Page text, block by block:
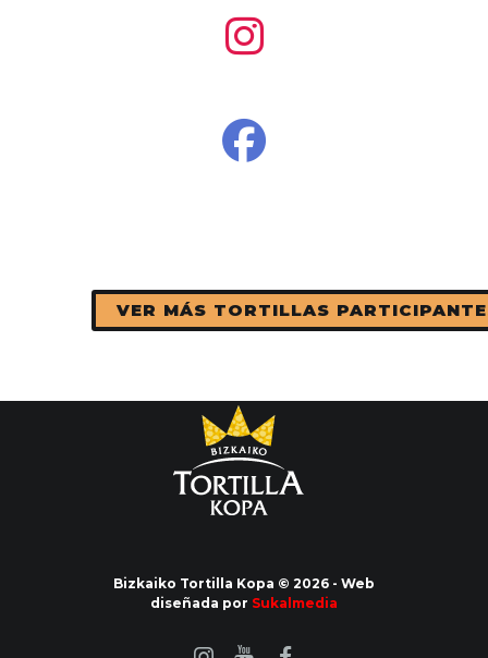
VER MÁS TORTILLAS
Bizkaiko Tortilla Kopa © 2026 - Web
diseñada por Sukalmedia